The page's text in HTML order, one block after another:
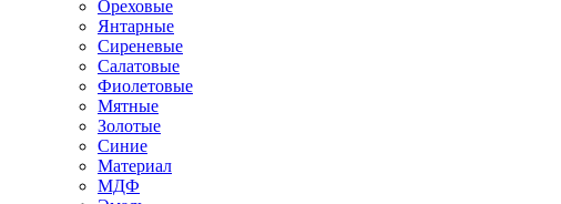
Ореховые
Янтарные
Сиреневые
Салатовые
Фиолетовые
Мятные
Золотые
Синие
Материал
МДФ